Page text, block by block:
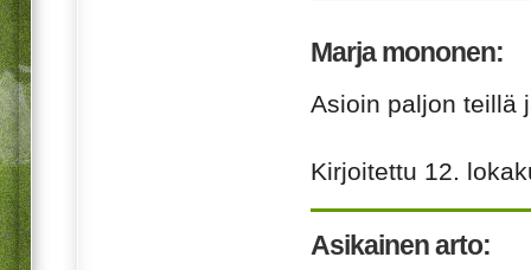
Marja mononen:
Asioin paljon teillä
Kirjoitettu 12.
Asikainen arto: